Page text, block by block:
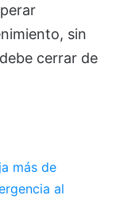
sin
cerrar de
más de
al